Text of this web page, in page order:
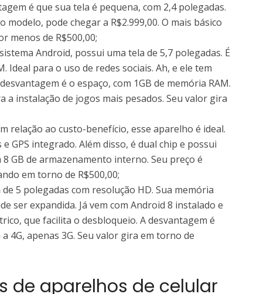
é que sua tela é pequena, com 2,4 polegadas.
modelo, pode chegar a R$2.999,00. O mais básico
menos de R$500,00;
Android, possui uma tela de 5,7 polegadas. É
Ideal para o uso de redes sociais. Ah, e ele tem
é o espaço, com 1GB de memória RAM.
a instalação de jogos mais pesados. Seu valor gira
relação ao custo-benefício, esse aparelho é ideal.
GPS integrado. Além disso, é dual chip e possui
GB de armazenamento interno. Seu preço é
em torno de R$500,00;
5 polegadas com resolução HD. Sua memória
ser expandida. Já vem com Android 8 instalado e
que facilita o desbloqueio. A desvantagem é
4G, apenas 3G. Seu valor gira em torno de
de aparelhos de celular